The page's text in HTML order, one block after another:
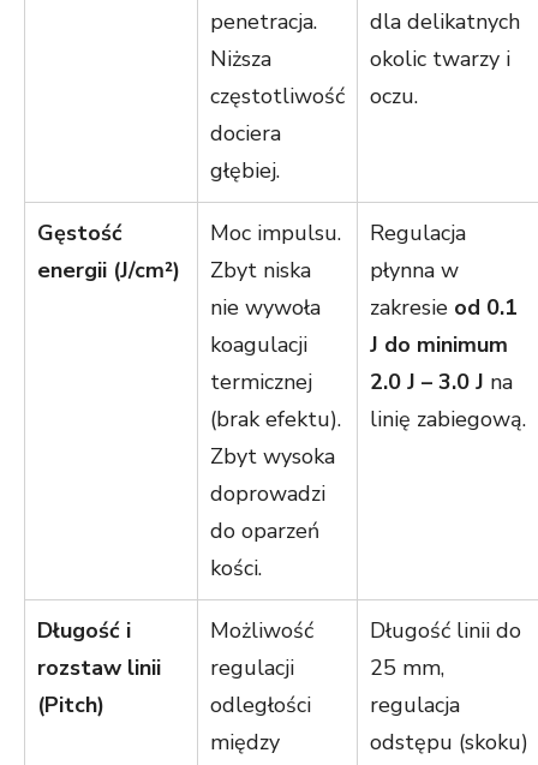
penetracja.
Niższa
częstotliwość
dociera
głębiej.
dla delikatnych
okolic twarzy i
oczu.
Gęstość
energii (J/cm²)
Moc impulsu.
Zbyt niska
nie wywoła
koagulacji
termicznej
(brak efektu).
Zbyt wysoka
doprowadzi
do oparzeń
kości.
Regulacja
płynna w
zakresie od 0.1
J do minimum
2.0 J – 3.0 J na
linię zabiegową.
Długość i
rozstaw linii
(Pitch)
Możliwość
regulacji
odległości
między
Długość linii do
25 mm,
regulacja
odstępu (skoku)